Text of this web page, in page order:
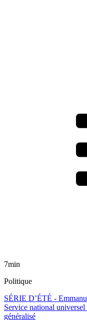
7min
Politique
SÉRIE D’ÉTÉ -
Service national
généralisé